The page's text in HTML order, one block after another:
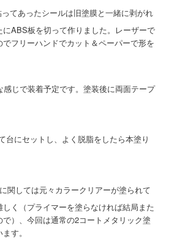
ってあったシールは旧塗膜と一緒に剥がれ
ABS板を切って作りました。レーザーで
フリーハンドでカット＆ペーパーで形を
感じで装着予定です。塗装後に両面テープ
台にセットし、よく脱脂をしたら本塗り
関しては元々カラークリアーが塗られて
く（プライマーを塗らなければ結局また
）、今回は通常の2コートメタリック塗
す。